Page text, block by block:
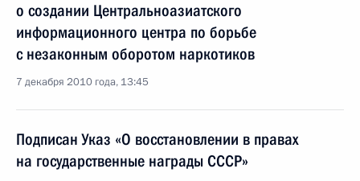
о создании Центральноазиатского
информационного центра по борьбе
с незаконным оборотом наркотиков
7 декабря 2010 года, 13:45
Подписан Указ «О восстановлении в правах
на государственные награды СССР»